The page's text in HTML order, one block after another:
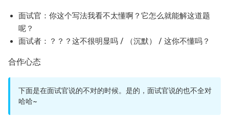
面试官：你这个写法我看不太懂啊？它怎么就能解这道题
呢？
面试者：？？？这不很明显吗 / （沉默） / 这你不懂吗？
合作心态
下面是在面试官说的不对的时候。是的，面试官说的也不全对
哈哈~